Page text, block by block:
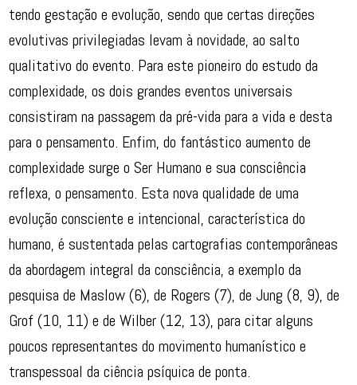
tendo gestação e evolução, sendo que certas direções
evolutivas privilegiadas levam à novidade, ao salto
qualitativo do evento. Para este pioneiro do estudo da
complexidade, os dois grandes eventos universais
consistiram na passagem da pré-vida para a vida e desta
para o pensamento. Enfim, do fantástico aumento de
complexidade surge o Ser Humano e sua consciência
reflexa, o pensamento. Esta nova qualidade de uma
evolução consciente e intencional, característica do
humano, é sustentada pelas cartografias contemporâneas
da abordagem integral da consciência, a exemplo da
pesquisa de Maslow (6), de Rogers (7), de Jung (8, 9), de
Grof (10, 11) e de Wilber (12, 13), para citar alguns
poucos representantes do movimento humanístico e
transpessoal da ciência psíquica de ponta.